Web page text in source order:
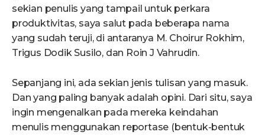
sekian penulis yang tampail untuk perkara
produktivitas, saya salut pada beberapa nama
yang sudah teruji, di antaranya M. Choirur Rokhim,
Trigus Dodik Susilo, dan Roin J Vahrudin.
Sepanjang ini, ada sekian jenis tulisan yang masuk.
Dan yang paling banyak adalah opini. Dari situ, saya
ingin mengenalkan pada mereka keindahan
menulis menggunakan reportase (bentuk-bentuk